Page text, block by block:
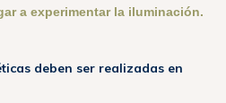
a experimentar la iluminación.
deben ser realizadas en